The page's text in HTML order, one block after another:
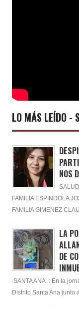
LO MÁS LEÍDO -
NOS
FAMILIA ESPINDOLA
FAMILIA GIMENEZ
LA
DE
SANTA ANA : En la
Distrito Santa Ana junto